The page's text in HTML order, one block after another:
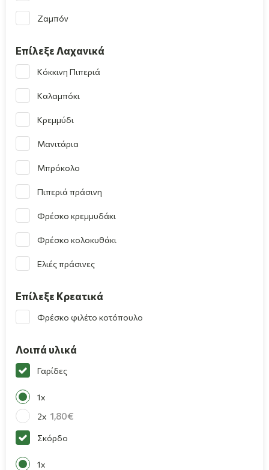
Ζαμπόν
Επίλεξε Λαχανικά
Κόκκινη Πιπεριά
Καλαμπόκι
Κρεμμύδι
Μανιτάρια
Μπρόκολο
Πιπεριά πράσινη
Φρέσκο κρεμμυδάκι
Φρέσκο κολοκυθάκι
Ελιές πράσινες
Επίλεξε Κρεατικά
Φρέσκο φιλέτο κοτόπουλο
Λοιπά υλικά
Γαρίδες
1x
2x 1,80
Σκόρδο
1x